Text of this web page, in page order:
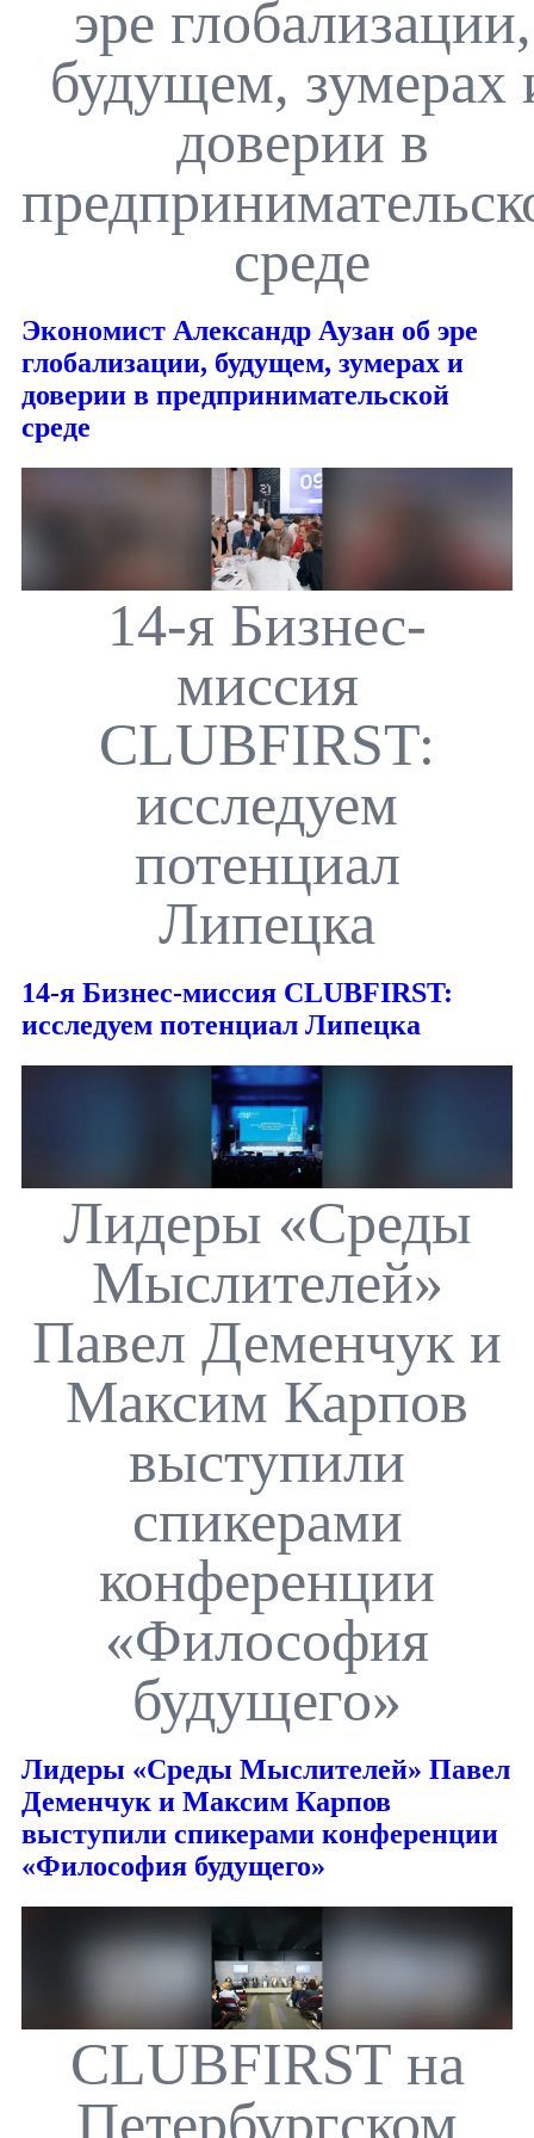
эре глобализации,
будущем, зумерах
доверии в
среде
Экономист Александр Аузан об эре
глобализации, будущем, зумерах и
доверии в предпринимательской
среде
14-я Бизнес-
миссия
CLUBFIRST:
исследуем
потенциал
Липецка
14-я Бизнес-миссия CLUBFIRST:
исследуем потенциал Липецка
Лидеры «Среды
Мыслителей»
Павел Деменчук и
Максим Карпов
выступили
спикерами
конференции
«Философия
будущего»
Лидеры «Среды Мыслителей» Павел
Деменчук и Максим Карпов
выступили спикерами конференции
«Философия будущего»
CLUBFIRST на
Петербургском